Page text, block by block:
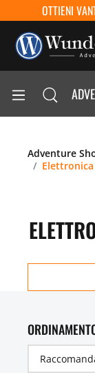
OTTIENI
Adventure